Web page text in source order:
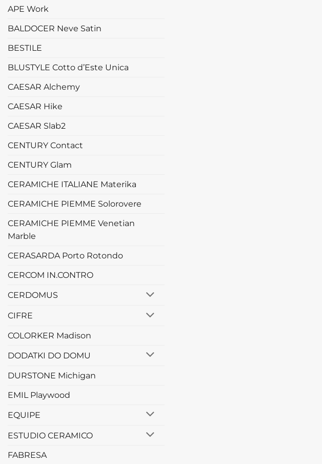
APE Work
BALDOCER Neve Satin
BESTILE
BLUSTYLE Cotto d’Este Unica
CAESAR Alchemy
CAESAR Hike
CAESAR Slab2
CENTURY Contact
CENTURY Glam
CERAMICHE ITALIANE Materika
CERAMICHE PIEMME Solorovere
CERAMICHE PIEMME Venetian
Marble
CERASARDA Porto Rotondo
CERCOM IN.CONTRO
CERDOMUS
CIFRE
COLORKER Madison
DODATKI DO DOMU
DURSTONE Michigan
EMIL Playwood
EQUIPE
ESTUDIO CERAMICO
FABRESA